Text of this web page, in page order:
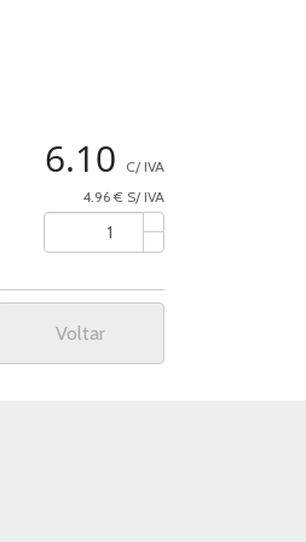
6.10
C/ IVA
4.96 € S/ IVA
Voltar